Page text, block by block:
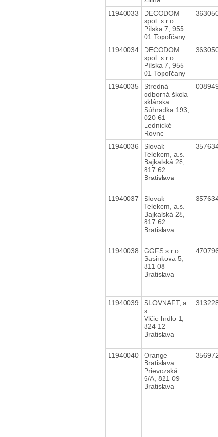
11940033
DECODOM
spol. s r.o.
Pílska 7, 955
01 Topoľčany
11940034
DECODOM
spol. s r.o.
Pílska 7, 955
01 Topoľčany
11940035
Stredná
odborná škola
sklárska
Súhradka 193,
020 61
Lednické
Rovne
11940036
Slovak
Telekom, a.s.
Bajkalská 28,
817 62
Bratislava
11940037
Slovak
Telekom, a.s.
Bajkalská 28,
817 62
Bratislava
11940038
GGFS s.r.o.
Sasinkova 5,
811 08
Bratislava
11940039
SLOVNAFT, a.
s.
Vlčie hrdlo 1,
824 12
Bratislava
11940040
Orange
Bratislava
Prievozská
6/A, 821 09
Bratislava